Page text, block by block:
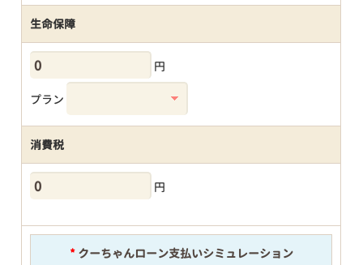
生命保障
円
プラン
消費税
円
*クーちゃんローン支払いシミュレーション